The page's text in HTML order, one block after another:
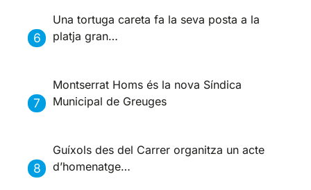
Una tortuga careta fa la seva posta a la
platja gran…
Montserrat Homs és la nova Síndica
Municipal de Greuges
Guíxols des del Carrer organitza un acte
d’homenatge…